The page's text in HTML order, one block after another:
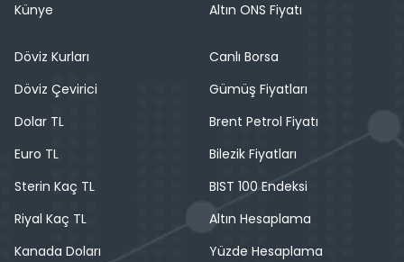
Künye
Altın ONS Fiyatı
Döviz Kurları
Döviz Çevirici
Dolar TL
Euro TL
Sterin Kaç TL
Riyal Kaç TL
Kanada Doları
Canlı Borsa
Gümüş Fiyatları
Brent Petrol Fiyatı
Bilezik Fiyatları
BIST 100 Endeksi
Altın Hesaplama
Yüzde Hesaplama